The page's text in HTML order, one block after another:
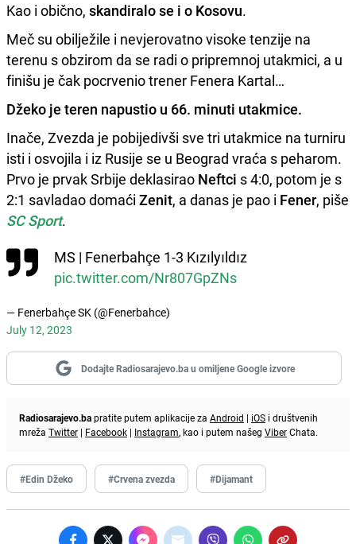
Kao i obično, skandiralo se i o Kosovu.
Meč su obilježile i nevjerovatno visoke tenzije na
terenu s obzirom da se radi o pripremnoj utakmici, a u
finišu je čak pocrvenio trener Fenera Kartal…
Džeko je teren napustio u 66. minuti utakmice.
Inače, Zvezda je pobijedivši sve tri utakmice na turniru
isti i osvojila i iz Rusije se u Beograd vraća s peharom.
Prvo je prvak Srbije deklasirao Neftci s 4:0, potom je s
2:1 savladao domaći Zenit, a danas je pao i Fener, piše
SC Sport.
MS | Fenerbahçe 1-3 Kızılyıldız
pic.twitter.com/Nr807GpZNs
— Fenerbahçe SK (@Fenerbahce)
July 12, 2023
Dodajte Radiosarajevo.ba u omiljene Google izvore
Radiosarajevo.bapratite putem aplikacije za Android | iOS i društvenih
mreža Twitter | Facebook | Instagram, kao i putem našeg ViberChata.
#Edin Džeko #Crvena zvezda #Dijamant